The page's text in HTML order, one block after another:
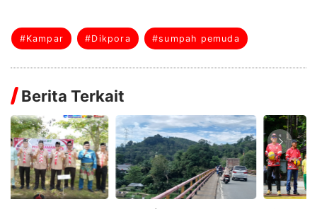
#Kampar #Dikpora #sumpah pemuda
Berita Terkait